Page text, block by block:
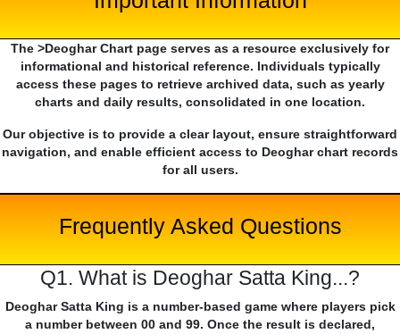
The >Deoghar Chart page serves as a resource exclusively for
informational and historical reference. Individuals typically
access these pages to retrieve archived data, such as yearly
charts and daily results, consolidated in one location.
Our objective is to provide a clear layout, ensure straightforward
navigation, and enable efficient access to Deoghar chart records
for all users.
Frequently Asked Questions
Q1. What is Deoghar Satta King...?
Deoghar Satta King is a number-based game where players pick
a number between 00 and 99. Once the result is declared,